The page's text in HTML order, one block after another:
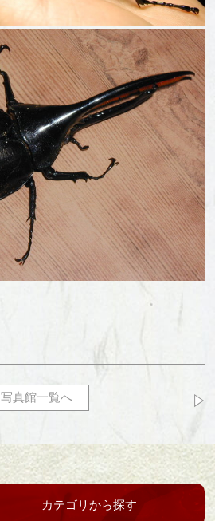
写真館一覧へ
カテゴリから探す